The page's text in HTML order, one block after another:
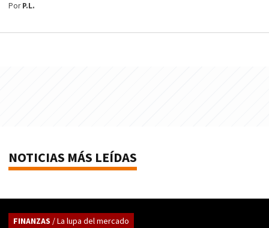
PorP.L.
NOTICIAS MÁS LEÍDAS
FINANZAS / La lupa del mercado